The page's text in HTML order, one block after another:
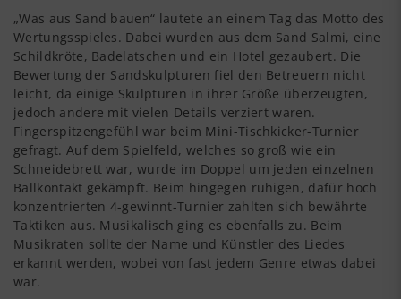
„Was aus Sand bauen“ lautete an einem Tag das Motto des
Wertungsspieles. Dabei wurden aus dem Sand Salmi, eine
Schildkröte, Badelatschen und ein Hotel gezaubert. Die
Bewertung der Sandskulpturen fiel den Betreuern nicht
leicht, da einige Skulpturen in ihrer Größe überzeugten,
jedoch andere mit vielen Details verziert waren.
Fingerspitzengefühl war beim Mini-Tischkicker-Turnier
gefragt. Auf dem Spielfeld, welches so groß wie ein
Schneidebrett war, wurde im Doppel um jeden einzelnen
Ballkontakt gekämpft. Beim hingegen ruhigen, dafür hoch
konzentrierten 4-gewinnt-Turnier zahlten sich bewährte
Taktiken aus. Musikalisch ging es ebenfalls zu. Beim
Musikraten sollte der Name und Künstler des Liedes
erkannt werden, wobei von fast jedem Genre etwas dabei
war.